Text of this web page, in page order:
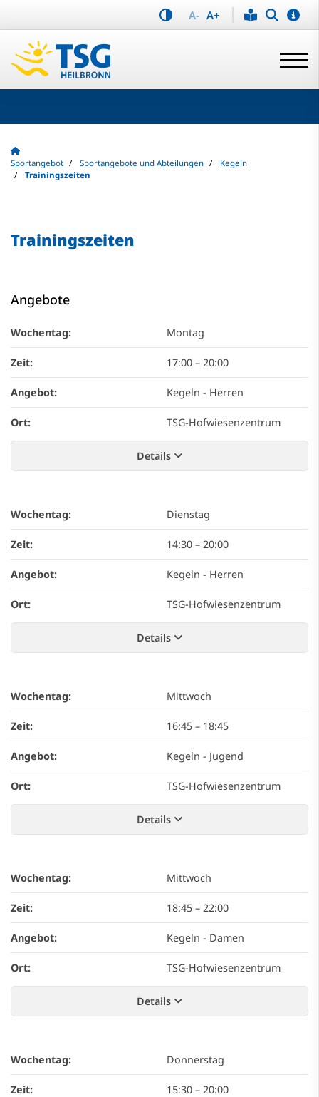
A- A+
Sportangebot Sportangebote und Abteilungen
Kegeln
Trainingszeiten
Trainingszeiten
Angebote
Wochentag: Montag
Zeit: 17:00 – 20:00
Angebot: Kegeln - Herren
Ort: TSG-Hofwiesenzentrum
Details
Wochentag: Dienstag
Zeit: 14:30 – 20:00
Angebot: Kegeln - Herren
Ort: TSG-Hofwiesenzentrum
Details
Wochentag: Mittwoch
Zeit: 16:45 – 18:45
Angebot: Kegeln - Jugend
Ort: TSG-Hofwiesenzentrum
Details
Wochentag: Mittwoch
Zeit: 18:45 – 22:00
Angebot: Kegeln - Damen
Ort: TSG-Hofwiesenzentrum
Details
Wochentag: Donnerstag
Zeit: 15:30 – 20:00